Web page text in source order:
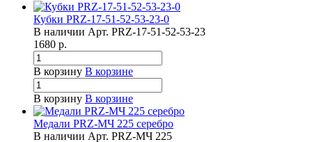
Кубки PRZ-17-51-52-53-23-0
В наличии Арт. PRZ-17-51-52-53-23
1680 р.
В корзину В корзине
В корзину В корзине
Медали PRZ-МЧ 225 серебро
В наличии Арт. PRZ-МЧ 225